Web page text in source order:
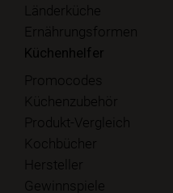
Länderküche
Ernährungsformen
Küchenhelfer
Promocodes
Küchenzubehör
Produkt-Vergleich
Kochbücher
Hersteller
Gewinnspiele